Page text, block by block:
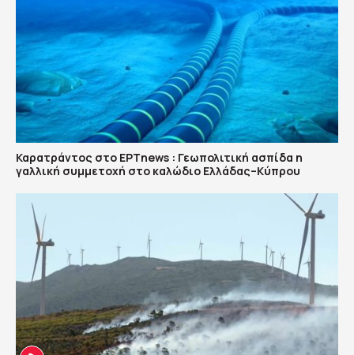
Καρατράντος στο ΕΡΤnews : Γεωπολιτική ασπίδα η
γαλλική συμμετοχή στο καλώδιο Ελλάδας–Κύπρου